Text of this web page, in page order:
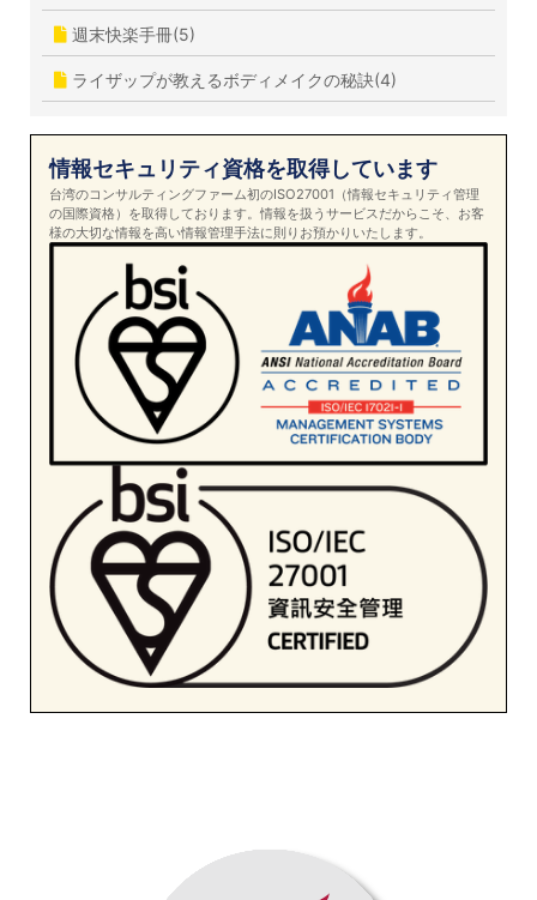
週末快楽手冊(5)
ライザップが教えるボディメイクの秘訣(4)
情報セキュリティ資格を取得しています
台湾のコンサルティングファーム初のISO27001（情報セキュリティ管理
の国際資格）を取得しております。情報を扱うサービスだからこそ、お客
様の大切な情報を高い情報管理手法に則りお預かりいたします。